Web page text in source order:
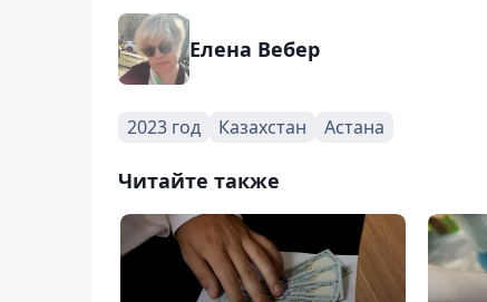
Елена Вебер
2023 год Казахстан Астана
Читайте также